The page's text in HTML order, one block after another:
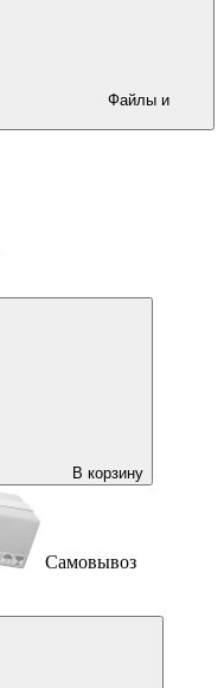
В корзину
Самовывоз